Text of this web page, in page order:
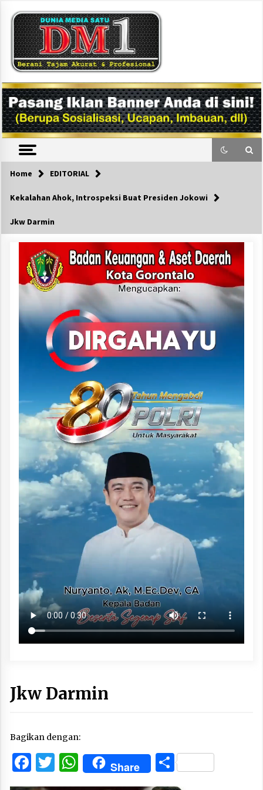
content
DM1
Home EDITORIAL
Kekalahan Ahok, Introspeksi Buat Presiden Jokowi
Jkw Darmin
Jkw Darmin
Bagikan dengan:
Facebook
Twitter
WhatsApp
Share Share